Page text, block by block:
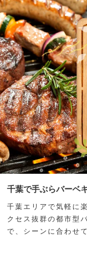
千葉で手ぶらバーベ
千葉エリアで気軽に
クセス抜群の都市型
で、シーンに合わせ